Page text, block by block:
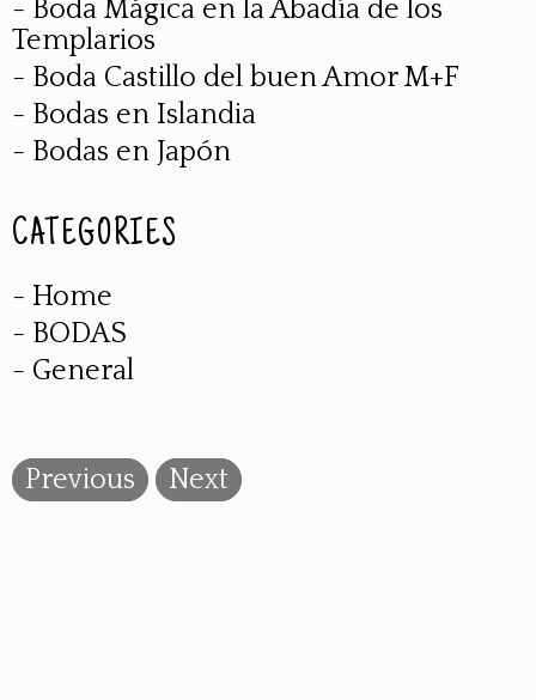
- Boda Mágica en la Abadía de los
Templarios
- Boda Castillo del buen Amor M+F
- Bodas en Islandia
- Bodas en Japón
CATEGORIES
- Home
- BODAS
- General
Previous Next